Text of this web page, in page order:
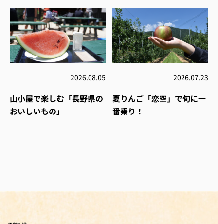
2026.08.05
山小屋で楽しむ「長野県の
おいしいもの」
2026.07.23
夏りんご「恋空」で旬に一
番乗り！